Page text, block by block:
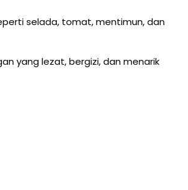
selada, tomat, mentimun, dan
yang lezat, bergizi, dan menarik